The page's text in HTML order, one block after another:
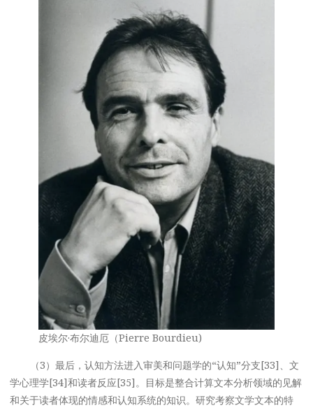
皮埃尔·布尔迪厄（Pierre Bourdieu)
（3）最后，认知方法进入审美和问题学的“认知”分支[33]、文
学心理学[34]和读者反应[35]。目标是整合计算文本分析领域的见解
和关于读者体现的情感和认知系统的知识。研究考察文学文本的特